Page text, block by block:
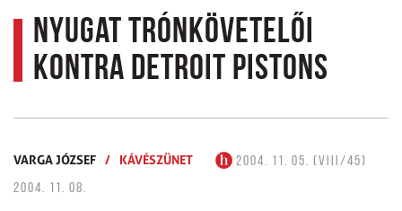
Nyugat trónkövetelői
kontra Detroit Pistons
VARGA JÓZSEF / KÁVÉSZÜNET
2004. 11. 05. (VIII/45)
2004. 11. 08.